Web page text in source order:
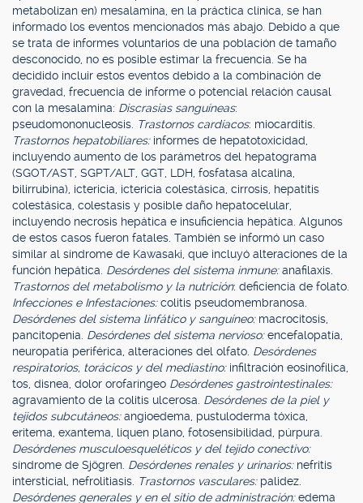
metabolizan en) mesalamina, en la práctica clínica, se han
informado los eventos mencionados más abajo. Debido a que
se trata de informes voluntarios de una población de tamaño
desconocido, no es posible estimar la frecuencia. Se ha
decidido incluir estos eventos debido a la combinación de
gravedad, frecuencia de informe o potencial relación causal
con la mesalamina: Discrasias sanguíneas:
pseudomononucleosis. Trastornos cardíacos: miocarditis.
Trastornos hepatobiliares: informes de hepatotoxicidad,
incluyendo aumento de los parámetros del hepatograma
(SGOT/AST, SGPT/ALT, GGT, LDH, fosfatasa alcalina,
bilirrubina), ictericia, ictericia colestásica, cirrosis, hepatitis
colestásica, colestasis y posible daño hepatocelular,
incluyendo necrosis hepática e insuficiencia hepática. Algunos
de estos casos fueron fatales. También se informó un caso
similar al síndrome de Kawasaki, que incluyó alteraciones de la
función hepática. Desórdenes del sistema inmune:anafilaxis.
Trastornos del metabolismo y la nutrición: deficiencia de folato.
Infecciones e Infestaciones:colitis pseudomembranosa.
Desórdenes del sistema linfático y sanguíneo: macrocitosis,
pancitopenia. Desórdenes del sistema nervioso:encefalopatía,
neuropatía periférica, alteraciones del olfato. Desórdenes
respiratorios, torácicos y del mediastino: infiltración eosinofílica,
tos, disnea, dolor orofaríngeo Desórdenes gastrointestinales:
agravamiento de la colitis ulcerosa. Desórdenes de la piel y
tejidos subcutáneos:angioedema, pustuloderma tóxica,
eritema, exantema, líquen plano, fotosensibilidad, púrpura.
Desórdenes musculoesqueléticos y del tejido conectivo:
síndrome de Sjögren. Desórdenes renales y urinarios: nefritis
intersticial, nefrolitiasis. Trastornos vasculares: palidez.
Desórdenes generales y en el sitio de administración:edema